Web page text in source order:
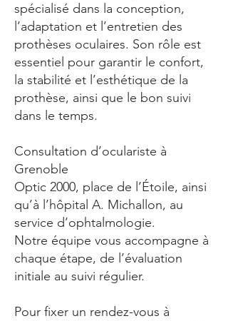
spécialisé dans la conception,
l’adaptation et l’entretien des
prothèses oculaires. Son rôle est
essentiel pour garantir le confort,
la stabilité et l’esthétique de la
prothèse, ainsi que le bon suivi
dans le temps.
Consultation d’oculariste à
Grenoble
Optic 2000, place de l’Étoile, ainsi
qu’à l’hôpital A. Michallon, au
service d’ophtalmologie.
Notre équipe vous accompagne à
chaque étape, de l’évaluation
initiale au suivi régulier.
Pour fixer un rendez-vous à